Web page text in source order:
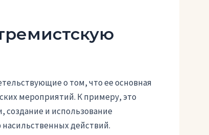
о том, что ее основная
мероприятий. К примеру, это
создание и использование
действий.